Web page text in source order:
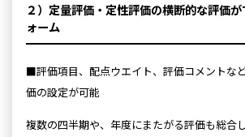
２）定量評価・定性評価の横断的な評価
ォーム
■評価項目、配点ウエイト、評価コメントな
価の設定が可能
複数の四半期や、年度にまたがる評価も総合